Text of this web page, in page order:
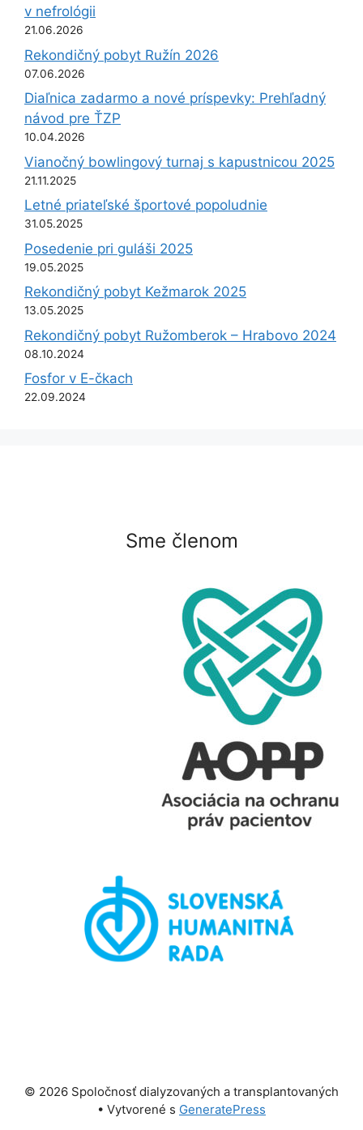
v nefrológii
21.06.2026
Rekondičný pobyt Ružín 2026
07.06.2026
Diaľnica zadarmo a nové príspevky: Prehľadný
návod pre ŤZP
10.04.2026
Vianočný bowlingový turnaj s kapustnicou 2025
21.11.2025
Letné priateľské športové popoludnie
31.05.2025
Posedenie pri guláši 2025
19.05.2025
Rekondičný pobyt Kežmarok 2025
13.05.2025
Rekondičný pobyt Ružomberok – Hrabovo 2024
08.10.2024
Fosfor v E-čkach
22.09.2024
Sme členom
© 2026 Spoločnosť dialyzovaných a transplantovaných
• Vytvorené s GeneratePress